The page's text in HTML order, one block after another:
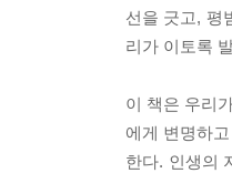
선을 긋고, 평
리가 이토록
이 책은 우리
에게 변명하
한다. 인생의